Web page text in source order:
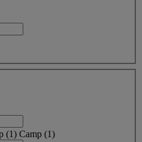
(1) Camp (1)